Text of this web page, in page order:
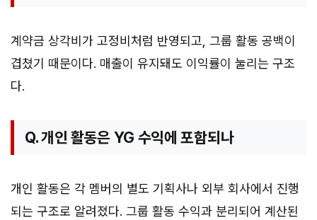
계약금 상각비가 고정비처럼 반영되고, 그룹 활동 공백이
겹쳤기 때문이다. 매출이 유지돼도 이익률이 눌리는 구조
다.
Q. 개인 활동은 YG 수익에 포함되나
개인 활동은 각 멤버의 별도 기획사나 외부 회사에서 진행
되는 구조로 알려졌다. 그룹 활동 수익과 분리되어 계산된